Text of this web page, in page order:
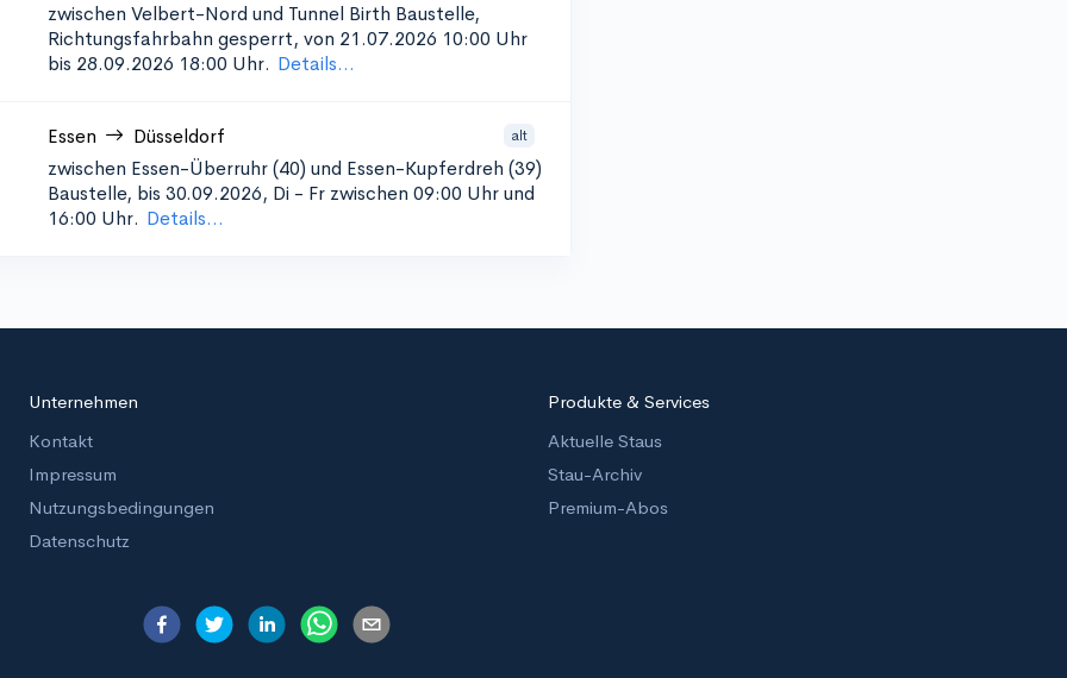
zwischen Velbert-Nord und Tunnel Birth Baustelle,
Richtungsfahrbahn gesperrt, von 21.07.2026 10:00 Uhr
bis 28.09.2026 18:00 Uhr. Details...
Essen Düsseldorf alt
zwischen Essen-Überruhr (40) und Essen-Kupferdreh (39)
Baustelle, bis 30.09.2026, Di - Fr zwischen 09:00 Uhr und
16:00 Uhr. Details...
Unternehmen
Kontakt
Impressum
Nutzungsbedingungen
Datenschutz
Produkte & Services
Aktuelle Staus
Stau-Archiv
Premium-Abos